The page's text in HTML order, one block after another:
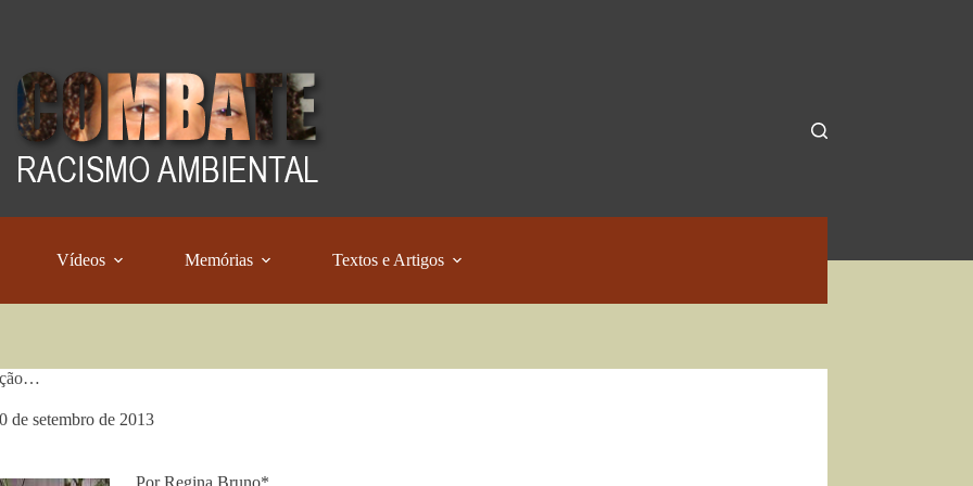
Vídeos Memórias Textos e Artigos
de setembro de 2013
Por Regina Bruno*